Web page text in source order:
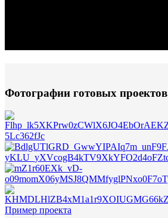
Фотографии готовых проектов
Пример проекта